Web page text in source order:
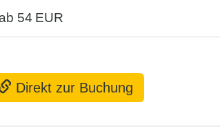
54 EUR
Direkt zur Buchung